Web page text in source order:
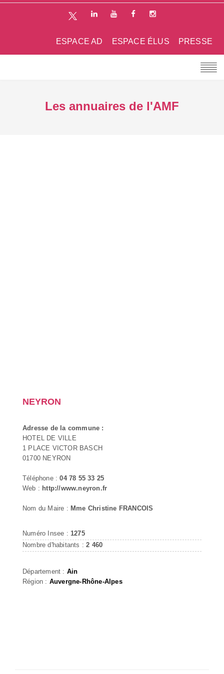
PRESSE
ESPACE ÉLUS
ESPACE AD
Les annuaires de l'AMF
NEYRON
Adresse de la commune :
HOTEL DE VILLE
1 PLACE VICTOR BASCH
01700 NEYRON
Téléphone :04 78 55 33 25
Web : http://www.neyron.fr
Nom du Maire : Mme Christine FRANCOIS
Numéro Insee : 1275
Nombre d'habitants :2 460
Département : Ain
Région : Auvergne-Rhône-Alpes